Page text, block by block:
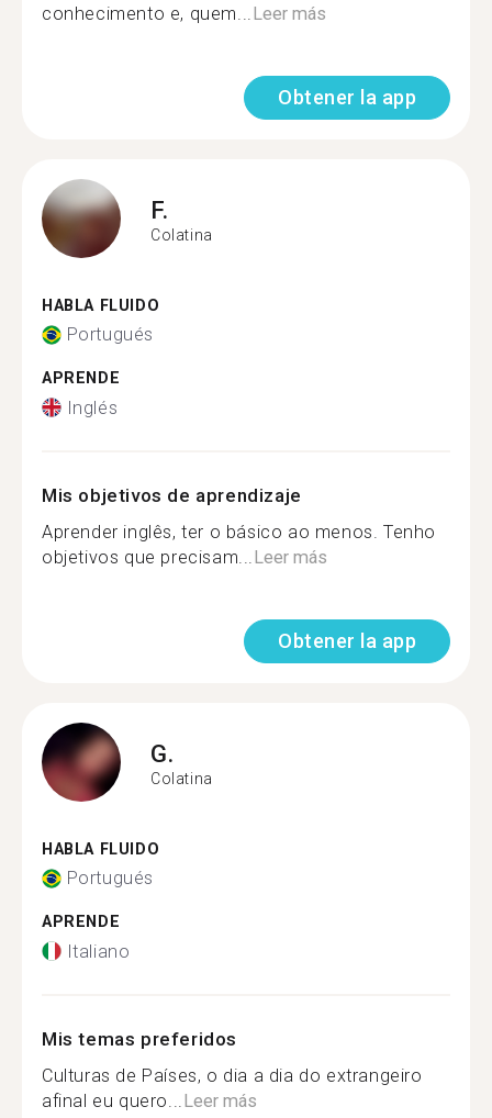
conhecimento e, quem... Leer más
Obtener la app
F.
Colatina
HABLA FLUIDO
Portugués
APRENDE
Inglés
Mis objetivos de aprendizaje
Aprender inglês, ter o básico ao menos. Tenho
objetivos que precisam... Leer más
Obtener la app
G.
Colatina
HABLA FLUIDO
Portugués
APRENDE
Italiano
Mis temas preferidos
Culturas de Países, o dia a dia do extrangeiro
afinal eu quero... Leer más